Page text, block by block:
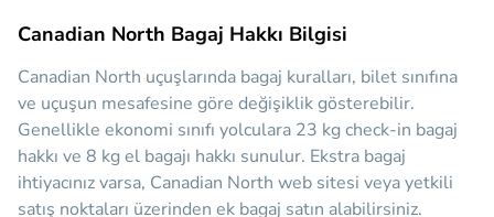
Canadian North Bagaj Hakkı Bilgisi
Canadian North uçuşlarında bagaj kuralları, bilet sınıfına
ve uçuşun mesafesine göre değişiklik gösterebilir.
Genellikle ekonomi sınıfı yolculara 23 kg check-in bagaj
hakkı ve 8 kg el bagajı hakkı sunulur. Ekstra bagaj
ihtiyacınız varsa, Canadian North web sitesi veya yetkili
satış noktaları üzerinden ek bagaj satın alabilirsiniz.